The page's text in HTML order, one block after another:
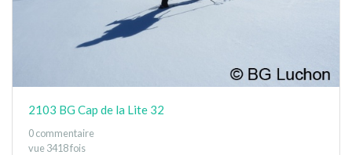
2103 BG Cap de la Lite 32
0 commentaire
vue 3418 fois